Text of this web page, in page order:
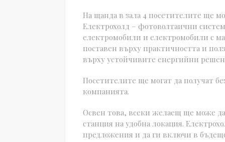
На щанда в зала 4 посетителите ще
Електрохолд – фотоволтаични
електромобили и електромобили с
поставен върху практичността и
върху устойчивите енергийни
Посетителите ще могат да получат
компанията.
Освен това, всеки желаещ ще може
станция на удобна локация.
предложения и да ги включи в